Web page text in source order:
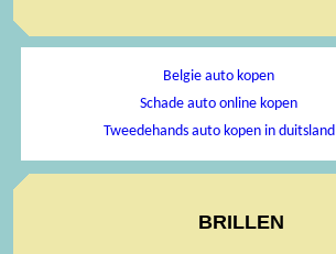
Belgie auto kopen
Schade auto online kopen
Tweedehands auto kopen in duitsland
BRILLEN